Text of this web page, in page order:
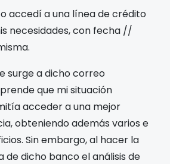
accedí a una línea de crédito
necesidades, con fecha //
surge a dicho correo
que mi situación
acceder a una mejor
obteniendo además varios e
Sin embargo, al hacer la
de dicho banco el análisis de